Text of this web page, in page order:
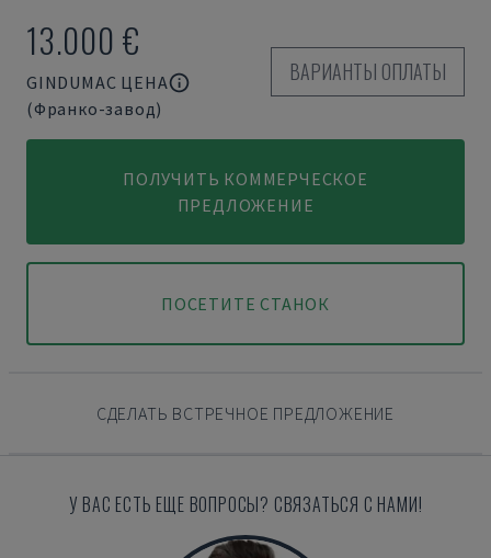
13.000 €
GINDUMAC ЦЕНА
(Франко-завод)
ВАРИАНТЫ ОПЛАТЫ
ПОЛУЧИТЬ КОММЕРЧЕСКОЕ
ПРЕДЛОЖЕНИЕ
ПОСЕТИТЕ СТАНОК
СДЕЛАТЬ ВСТРЕЧНОЕ ПРЕДЛОЖЕНИЕ
У ВАС ЕСТЬ ЕЩЕ ВОПРОСЫ? СВЯЗАТЬСЯ С НАМИ!